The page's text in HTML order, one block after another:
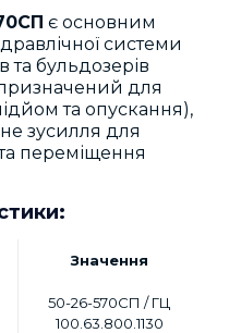
є основним
системи
та бульдозерів
для
та опускання),
зусилля для
переміщення
Значення
50-26-570СП / ГЦ
100.63.800.1130